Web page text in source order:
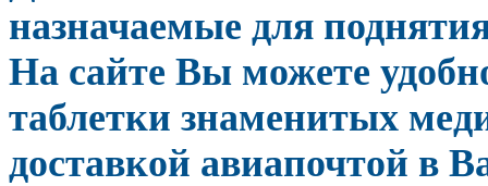
назначаемые для
На сайте Вы можете
таблетки знаменитых
доставкой авиапочтой в